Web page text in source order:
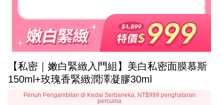
【私密｜嫩白緊緻入門組】美白私密面膜慕斯
150ml+玫瑰香緊緻潤澤凝膠30ml
Penuh Pengambilan di Kedai Serbaneka, NT$999 penghataran
percuma